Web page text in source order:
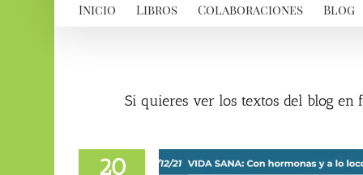
Inicio Libros Colaboraciones Blog
Si quieres ver los textos del blog en
20